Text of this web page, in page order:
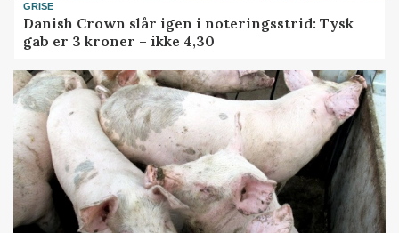
GRISE
Danish Crown slår igen i noteringsstrid: Tysk
gab er 3 kroner – ikke 4,30